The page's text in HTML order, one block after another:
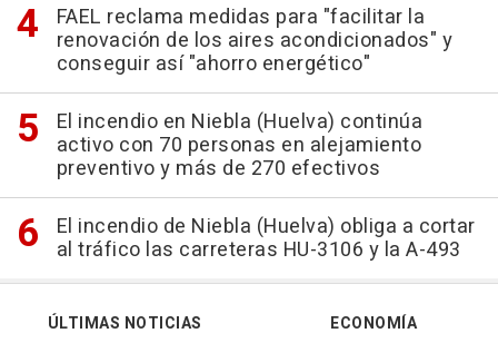
FAEL reclama medidas para "facilitar la
renovación de los aires acondicionados" y
conseguir así "ahorro energético"
El incendio en Niebla (Huelva) continúa
activo con 70 personas en alejamiento
preventivo y más de 270 efectivos
El incendio de Niebla (Huelva) obliga a cortar
al tráfico las carreteras HU-3106 y la A-493
ÚLTIMAS NOTICIAS
ECONOMÍA